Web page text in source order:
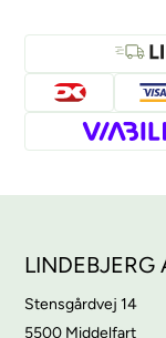
LINDEBJERG
Stensgårdvej 14
5500 Middelfart